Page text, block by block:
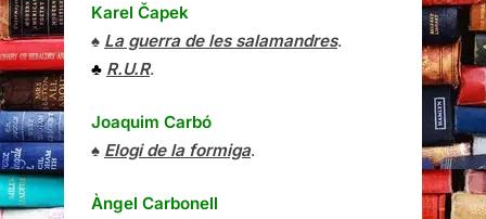
Karel Čapek
♠ La guerra de les salamandres.
♣ R.U.R.
Joaquim Carbó
♠ Elogi de la formiga.
Àngel Carbonell